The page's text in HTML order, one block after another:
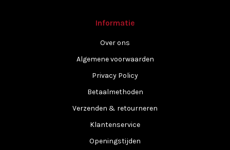
Informatie
Over ons
Algemene voorwaarden
Privacy Policy
Betaalmethoden
Verzenden & retourneren
Klantenservice
Openingstijden